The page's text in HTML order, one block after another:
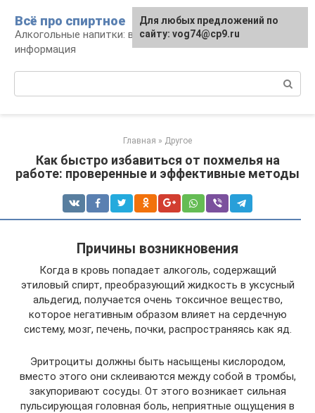
контенту
Всё про спиртное
Алкогольные напитки: виды, рецепты,
информация
Главная » Другое
Как быстро избавиться от похмелья на
работе: проверенные и эффективные методы
Причины возникновения
Когда в кровь попадает алкоголь, содержащий
этиловый спирт, преобразующий жидкость в уксусный
альдегид, получается очень токсичное вещество,
которое негативным образом влияет на сердечную
систему, мозг, печень, почки, распространяясь как яд.
Эритроциты должны быть насыщены кислородом,
вместо этого они склеиваются между собой в тромбы,
закупоривают сосуды. От этого возникает сильная
пульсирующая головная боль, неприятные ощущения в
Для любых предложений по
сайту: vog74@cp9.ru